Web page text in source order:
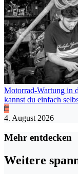
Motorrad-Wartung in
kannst du einfach
4. August 2026
Mehr entdecken
Weitere